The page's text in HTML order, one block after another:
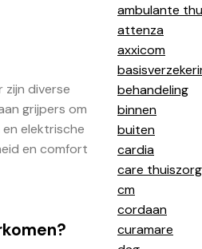
zijn diverse
grijpers om
elektrische
en comfort
ambulante
attenza
axxicom
behandeling
binnen
buiten
cardia
care thuiszorg
cm
cordaan
curamare